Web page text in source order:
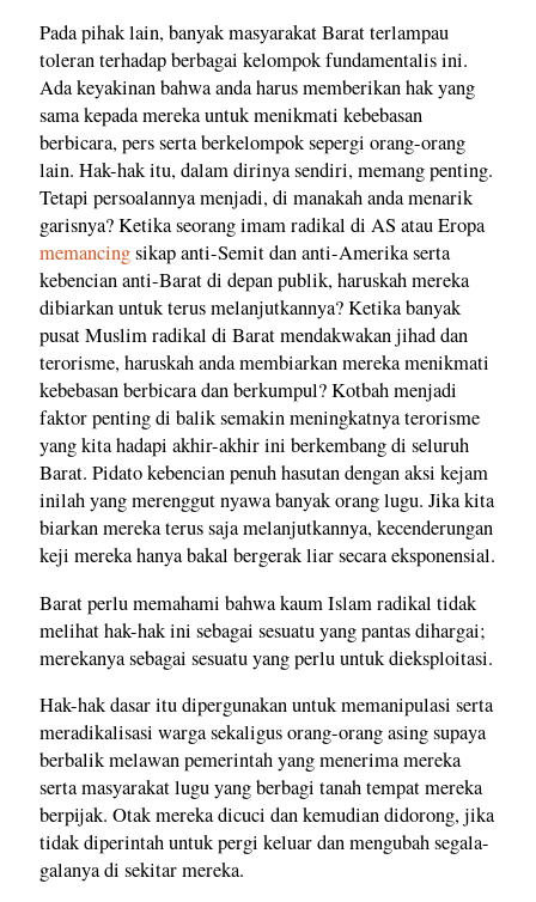
Pada pihak lain, banyak masyarakat Barat terlampau
toleran terhadap berbagai kelompok fundamentalis ini.
Ada keyakinan bahwa anda harus memberikan hak yang
sama kepada mereka untuk menikmati kebebasan
berbicara, pers serta berkelompok sepergi orang-orang
lain. Hak-hak itu, dalam dirinya sendiri, memang penting.
Tetapi persoalannya menjadi, di manakah anda menarik
garisnya? Ketika seorang imam radikal di AS atau Eropa
memancingsikap anti-Semit dan anti-Amerika serta
kebencian anti-Barat di depan publik, haruskah mereka
dibiarkan untuk terus melanjutkannya? Ketika banyak
pusat Muslim radikal di Barat mendakwakan jihad dan
terorisme, haruskah anda membiarkan mereka menikmati
kebebasan berbicara dan berkumpul? Kotbah menjadi
faktor penting di balik semakin meningkatnya terorisme
yang kita hadapi akhir-akhir ini berkembang di seluruh
Barat. Pidato kebencian penuh hasutan dengan aksi kejam
inilah yang merenggut nyawa banyak orang lugu. Jika kita
biarkan mereka terus saja melanjutkannya, kecenderungan
keji mereka hanya bakal bergerak liar secara eksponensial.
Barat perlu memahami bahwa kaum Islam radikal tidak
melihat hak-hak ini sebagai sesuatu yang pantas dihargai;
merekanya sebagai sesuatu yang perlu untuk dieksploitasi.
Hak-hak dasar itu dipergunakan untuk memanipulasi serta
meradikalisasi warga sekaligus orang-orang asing supaya
berbalik melawan pemerintah yang menerima mereka
serta masyarakat lugu yang berbagi tanah tempat mereka
berpijak. Otak mereka dicuci dan kemudian didorong, jika
tidak diperintah untuk pergi keluar dan mengubah segala-
galanya di sekitar mereka.